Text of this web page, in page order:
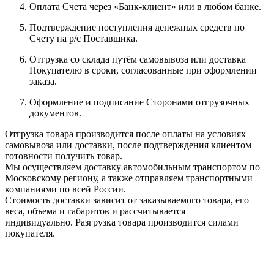
Оплата Счета через «Банк-клиент» или в любом банке.
Подтверждение поступления денежных средств по
Счету на р/с Поставщика.
Отгрузка со склада путём самовывоза или доставка
Покупателю в сроки, согласованные при оформлении
заказа.
Оформление и подписание Сторонами отгрузочных
документов.
Отгрузка товара производится после оплаты на условиях
самовывоза или доставки, после подтверждения клиентом
готовности получить товар.
Мы осуществляем доставку автомобильным транспортом по
Московскому региону, а также отправляем транспортными
компаниями по всей России.
Стоимость доставки зависит от заказываемого товара, его
веса, объема и габаритов и рассчитывается
индивидуально. Разгрузка товара производится силами
покупателя.